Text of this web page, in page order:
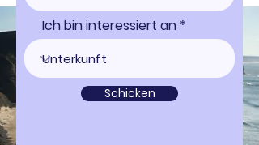
Ich bin interessiert an
Schicken